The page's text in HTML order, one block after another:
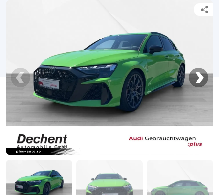
Alte tipuri vehicule
Despre Noi
Contact